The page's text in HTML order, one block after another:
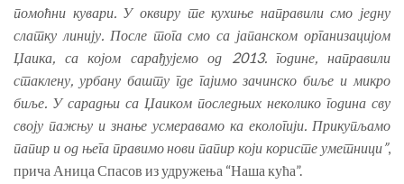
помоћни кувари. У оквиру те кухиње направили смо једну
слатку линију. После тога смо са јапанском организацијом
Џаика, са којом сарађујемо од 2013. године, направили
стаклену, урбану башту где гајимо зачинско биље и микро
биље. У сарадњи са Џаиком последњих неколико година сву
своју пажњу и знање усмеравамо ка екологији. Прикупљамо
папир и од њега правимо нови папир који користе уметници”,
прича Аница Спасов из удружења “Наша кућа”.